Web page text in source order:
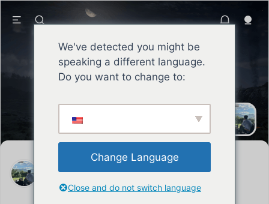
SEAN
君子自强不息承担责任，积攒声誉，铮
铮劲骨昂扬向上。
We've detected you might be
speaking a different language.
Do you want to change to:
Change Language
Close and do not switch language